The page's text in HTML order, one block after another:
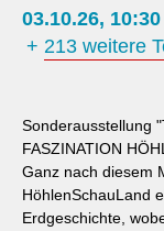
03.10.26,
+ 213 weitere
Sonderausstellung
FASZINATION
Ganz nach diesem
HöhlenSchauLand
Erdgeschichte,